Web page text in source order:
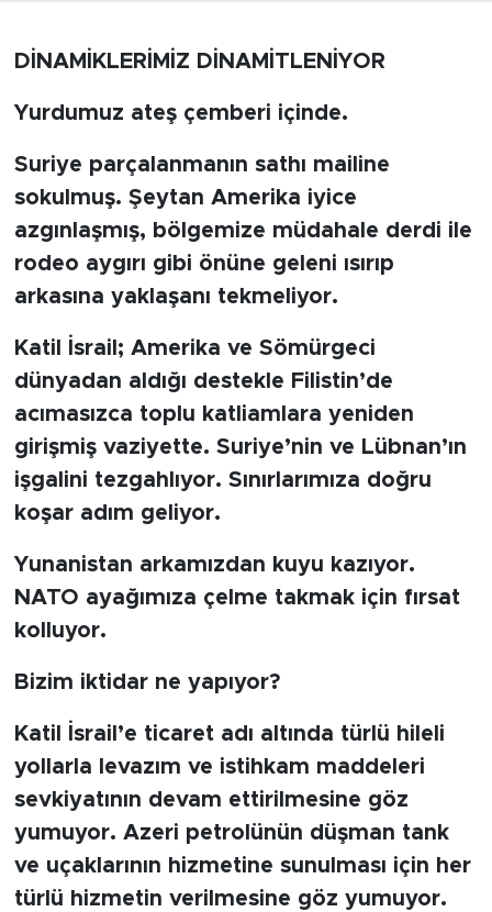
DİNAMİKLERİMİZ DİNAMİTLENİYOR
Yurdumuz ateş çemberi içinde.
Suriye parçalanmanın sathı mailine
sokulmuş. Şeytan Amerika iyice
azgınlaşmış, bölgemize müdahale derdi ile
rodeo aygırı gibi önüne geleni ısırıp
arkasına yaklaşanı tekmeliyor.
Katil İsrail; Amerika ve Sömürgeci
dünyadan aldığı destekle Filistin’de
acımasızca toplu katliamlara yeniden
girişmiş vaziyette. Suriye’nin ve Lübnan’ın
işgalini tezgahlıyor. Sınırlarımıza doğru
koşar adım geliyor.
Yunanistan arkamızdan kuyu kazıyor.
NATO ayağımıza çelme takmak için fırsat
kolluyor.
Bizim iktidar ne yapıyor?
Katil İsrail’e ticaret adı altında türlü hileli
yollarla levazım ve istihkam maddeleri
sevkiyatının devam ettirilmesine göz
yumuyor. Azeri petrolünün düşman tank
ve uçaklarının hizmetine sunulması için her
türlü hizmetin verilmesine göz yumuyor.
BİLİM-TEKNOLOJİ
RÖPÖRTAJ
ANALİZ
NOSTALJİ
KULİS
YAZARLAR
DİNİ
POLİTİKA
SPOR
KÜLTÜR SANAT
TARİHTEN GÜNÜMÜZE
TARİH
KADIN
SAĞLIK